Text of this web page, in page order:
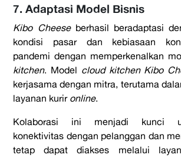
7. Adaptasi Model Bisnis
Kibo Cheeseberhasil beradaptasi
kondisi pasar dan kebiasaan
pandemi dengan memperkenalkan
kitchen. Model cloud kitchen Kibo
kerjasama dengan mitra, terutama
layanan kurir online.
Kolaborasi ini menjadi kunci
konektivitas dengan pelanggan dan
tetap dapat diakses melalui